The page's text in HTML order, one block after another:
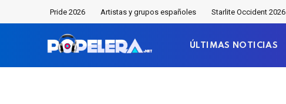
Pride 2026 Artistas y grupos españoles Starlite Occident 2026
ÚLTIMAS NOTICIAS